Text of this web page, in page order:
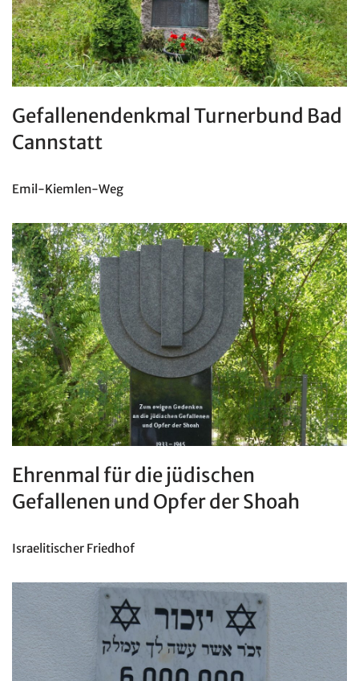
Gefallenendenkmal Turnerbund Bad
Cannstatt
Emil-Kiemlen-Weg
Ehrenmal für die jüdischen
Gefallenen und Opfer der Shoah
Israelitischer Friedhof